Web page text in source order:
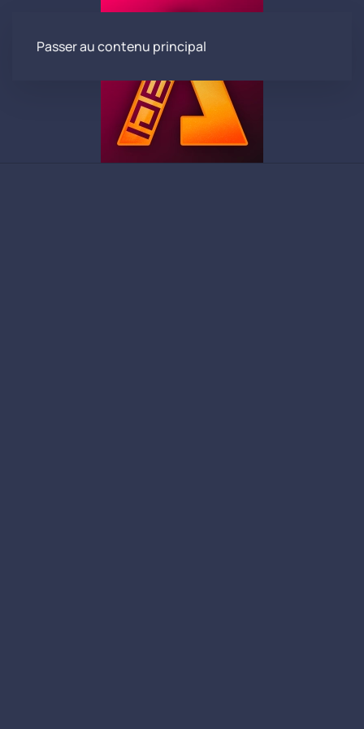
Passer au contenu principal